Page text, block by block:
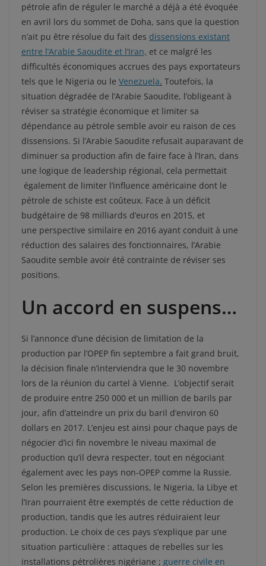
pétrole afin de réguler le marché a déjà a été évoquée
en avril lors du sommet de Doha, sans que la question
n’ait pu être résolue du fait des dissensions existant
entre l’Arabie Saoudite et l’Iran, et ce malgré les
difficultés économiques accrues des pays exportateurs
tels que le Nigeria ou le Venezuela. Toutefois, la
situation dégradée de l’Arabie Saoudite, l’obligeant à
réviser sa stratégie économique et limiter sa
dépendance au pétrole semble avoir eu raison de ces
dissensions. Si l’Arabie Saoudite refusait auparavant de
diminuer sa production afin de faire face à l’Iran, dans
une logique de leadership régional, cela permettait
également de limiter l’influence américaine dont le
pétrole de schiste est coûteux. Face à un déficit
budgétaire de 98 milliards d’euros en 2015, et
une perspective similaire en 2016 ayant conduit à une
réduction des salaires des fonctionnaires, l’Arabie
Saoudite semble avoir été contrainte de réviser ses
positions.
Un accord en suspens…
Si l’annonce d’une décision de limitation de la
production par l’OPEP fin septembre a fait grand bruit,
la décision finale n’interviendra que le 30 novembre
lors de la réunion du cartel à Vienne. L’objectif serait
de produire entre 250 000 et un million de barils par
jour, afin d’atteindre un prix du baril d’environ 60
dollars en 2017. L’enjeu est ainsi pour chaque pays de
négocier d’ici fin novembre le niveau maximal de
production qu’il devra respecter, tout en négociant
également avec les pays non-OPEP comme la Russie.
Selon les premières discussions, le Nigeria, la Libye et
l’Iran pourraient être exemptés de cette réduction de
production, tandis que les autres réduiraient leur
production. Le choix de ces pays s’explique par une
situation particulière : attaques de rebelles sur les
installations pétrolières nigériane ; guerre civile en